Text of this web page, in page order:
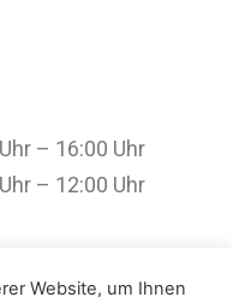
– 16:00 Uhr
Uhr
Website, um Ihnen